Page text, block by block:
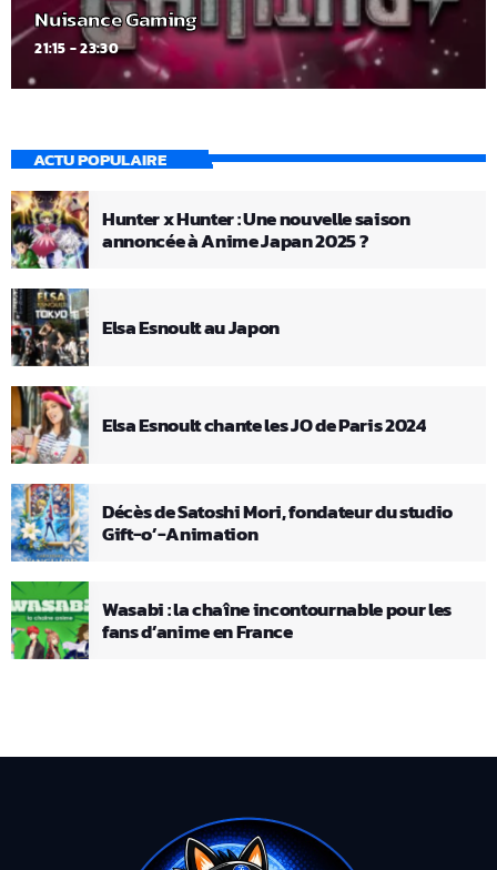
Nuisance Gaming
21:15 - 23:30
ACTU POPULAIRE
Hunter x Hunter : Une nouvelle saison
annoncée à Anime Japan 2025 ?
Elsa Esnoult au Japon
Elsa Esnoult chante les JO de Paris 2024
Décès de Satoshi Mori, fondateur du studio
Gift-o’-Animation
Wasabi : la chaîne incontournable pour les
fans d’anime en France